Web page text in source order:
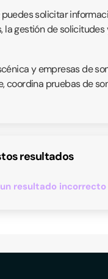
solicitar
gestión de
y empresas de
coordina pruebas de
resultados
resultado incorrecto